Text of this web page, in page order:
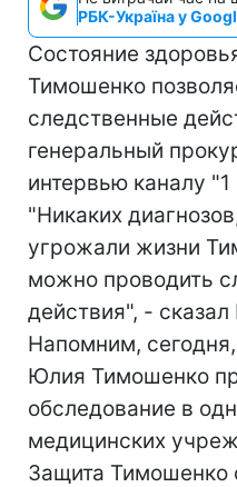
РБК-Україна у
Состояние
Тимошенко
следственные
генеральный
интервью каналу "1
"Никаких
угрожали жизни
можно проводить
действия", -
Напомним,
Юлия Тимошенко
обследование в
медицинских
Защита Тимошенко